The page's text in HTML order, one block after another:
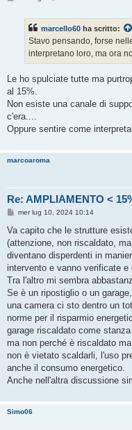
marcello60 ha scritto:
Stavo pensando, forse
interpretano loro, ma ora
Le ho spulciate tutte ma
al 15%.
Non esiste una canale di
c'era....
Oppure sentire come
marcoaroma
Re: AMPLIAMENTO <
M
s
a
g
i
o
mer lug 10, 2024 10:14
Va capito che le strutture
(attenzione, non riscaldato,
diventano disperdenti in
intervento e vanno verificate e
Tra l'altro mi sembra
Se è un ripostiglio o un
una camera ci sto dentro un
norme per il risparmio
garage riscaldato come
ma non perché è riscaldato
non è vietato scaldarli, l'uso
anche il consumo energetico.
Anche nell'altra discussione
Simo06